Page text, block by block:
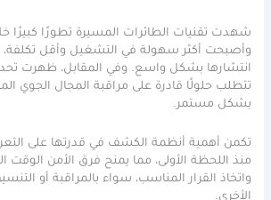
شهدت تقنيات الطائرات المسيرة تطورًا كبيرًا
وأصبحت أكثر سهولة في التشغيل وأقل تكلفة،
انتشارها بشكل واسع. وفي المقابل، ظهرت
تتطلب حلولًا قادرة على مراقبة المجال الجوي
بشكل مستمر.
تكمن أهمية أنظمة الكشف في قدرتها على
منذ اللحظة الأولى، مما يمنح فرق الأمن الوقت
واتخاذ القرار المناسب، سواء بالمراقبة أو
الأخرى.